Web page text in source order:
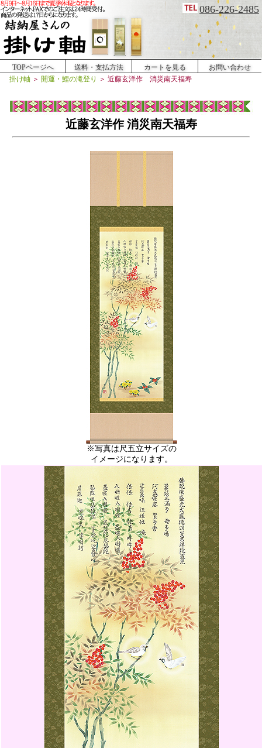
086-226-2485
TOPページへ 送料・支払方法 カートを見る
お問い合わせ
掛け軸 ＞ 開運・鯉の滝登り ＞ 近藤玄洋作 消災南天福寿
近藤玄洋作 消災南天福寿
※写真は尺五立サイズの
イメージになります。